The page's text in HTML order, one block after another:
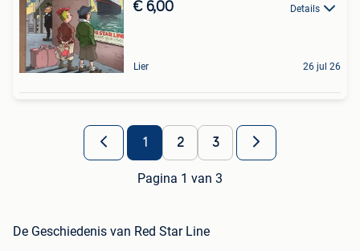
€ 6,00 Details
Lier 26 jul 26
1 2 3
Pagina 1 van 3
De Geschiedenis van Red Star Line